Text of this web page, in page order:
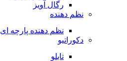
رگال آویز
نظم دهنده
نظم دهنده پارچه ای
دکوراتیو
تابلو